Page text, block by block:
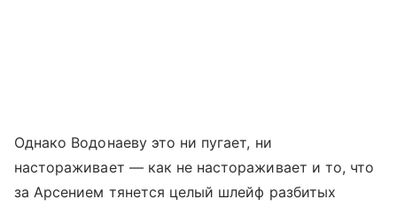
Однако Водонаеву это ни пугает, ни
настораживает — как не настораживает и то, что
за Арсением тянется целый шлейф разбитых